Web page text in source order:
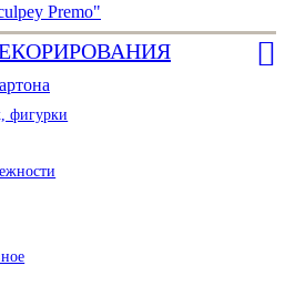
Premo"
фигурки